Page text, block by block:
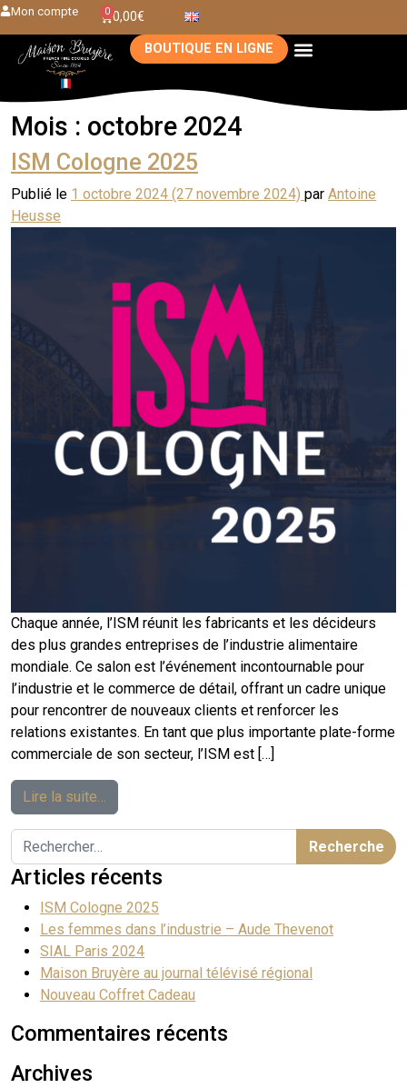
Mon compte 0,00€
0
BOUTIQUE EN LIGNE
Mois : octobre 2024
ISM Cologne 2025
Publié le 1 octobre 2024 (27 novembre 2024) par Antoine
Heusse
Chaque année, l’ISM réunit les fabricants et les décideurs
des plus grandes entreprises de l’industrie alimentaire
mondiale. Ce salon est l’événement incontournable pour
l’industrie et le commerce de détail, offrant un cadre unique
pour rencontrer de nouveaux clients et renforcer les
relations existantes. En tant que plus importante plate-forme
commerciale de son secteur, l’ISM est […]
Lire la suite…
Articles récents
ISM Cologne 2025
Les femmes dans l’industrie – Aude Thevenot
SIAL Paris 2024
Maison Bruyère au journal télévisé régional
Nouveau Coffret Cadeau
Commentaires récents
Archives